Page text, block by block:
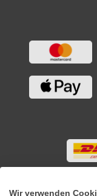
Wir verwenden